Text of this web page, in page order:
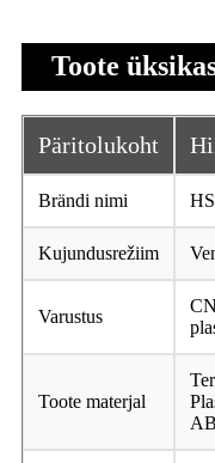
Toote
Päritolukoht
Brändi nimi
Kujundusrežiim
Varustus
Toote materjal